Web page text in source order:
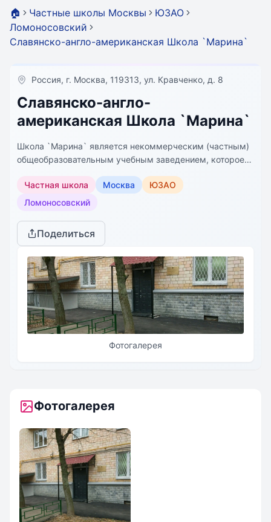
🏠 Частные школы Москвы
ЮЗАО
Ломоносовский
Славянско-англо-американская Школа `Марина`
Россия, г. Москва, 119313, ул. Кравченко, д. 8
Славянско-англо-
американская Школа `Марина`
Школа `Марина` является некоммерческим (частным)
общеобразовательным учебным заведением, которое
СААШ `Марина` - общеобразовательная,
самоокупаемая школа полного дня, работающая по
лицензию и государственную аккредитацию
Департамента образования г. Москвы как средняя
иностранного языка (английского). По окончании школы
учащимся выдается аттестат государственного
образца о среднем (полном) общем образовании.
Частная школа Москва
ЮЗАО
Ломоносовский
Поделиться
Фотогалерея
Фотогалерея